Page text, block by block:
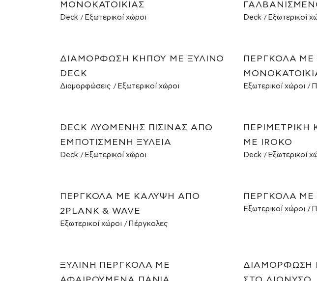
ΜΟΝΟΚΑΤΟΙΚΊΑΣ
Deck Εξωτερικοί χώροι Deck Εξωτερικοί
ΔΙΑΜΌΡΦΩΣΗ ΚΉΠΟΥ ΜΕ ΞΎΛΙΝΟ
DECK
Διαμορφώσεις Εξωτερικοί χώροι
ΠΈΡΓΚΟΛΑ ΜΕ
Εξωτερικοί χώροι
DECK ΛΥΌΜΕΝΗΣ ΠΙΣΊΝΑΣ ΑΠΌ
ΕΜΠΟΤΙΣΜΈΝΗ ΞΥΛΕΊΑ
Deck Εξωτερικοί χώροι
ΠΕΡΙΜΕΤΡΙΚΉ
ΜΕ IROKO
Deck Εξωτερικοί
ΠΈΡΓΚΟΛΑ ΜΕ ΚΆΛΥΨΗ ΑΠΌ
2PLANK & WAVE
Εξωτερικοί χώροι Πέργκολες
ΠΈΡΓΚΟΛΑ ΜΕ
Εξωτερικοί χώροι
ΞΎΛΙΝΗ ΠΈΡΓΚΟΛΑ ΜΕ
ΔΙΑΜΌΡΦΩΣΗ